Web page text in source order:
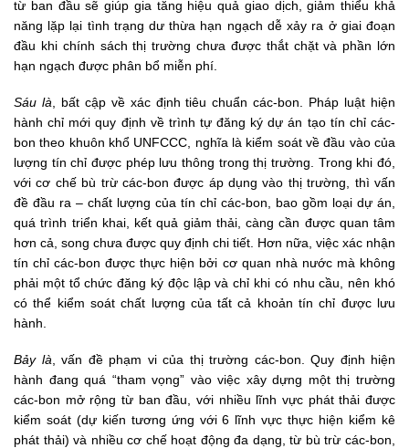
từ ban đầu sẽ giúp gia tăng hiệu quả giao dịch, giảm thiểu khả
năng lặp lại tình trạng dư thừa hạn ngạch dễ xảy ra ở giai đoạn
đầu khi chính sách thị trường chưa được thắt chặt và phần lớn
hạn ngạch được phân bổ miễn phí.
Sáu là , bất cập về xác định tiêu chuẩn các-bon. Pháp luật hiện
hành chỉ mới quy định về trình tự đăng ký dự án tạo tín chỉ các-
bon theo khuôn khổ UNFCCC, nghĩa là kiểm soát về đầu vào của
lượng tín chỉ được phép lưu thông trong thị trường. Trong khi đó,
với cơ chế bù trừ các-bon được áp dụng vào thị trường, thì vấn
đề đầu ra – chất lượng của tín chỉ các-bon, bao gồm loại dự án,
quá trình triển khai, kết quả giảm thải, càng cần được quan tâm
hơn cả, song chưa được quy định chi tiết. Hơn nữa, việc xác nhận
tín chỉ các-bon được thực hiện bởi cơ quan nhà nước mà không
phải một tổ chức đăng ký độc lập và chỉ khi có nhu cầu, nên khó
có thể kiểm soát chất lượng của tất cả khoản tín chỉ được lưu
hành.
Bảy là , vấn đề phạm vi của thị trường các-bon. Quy định hiện
hành đang quá “tham vọng” vào việc xây dựng một thị trường
các-bon mở rộng từ ban đầu, với nhiều lĩnh vực phát thải được
kiểm soát (dự kiến tương ứng với 6 lĩnh vực thực hiện kiểm kê
phát thải) và nhiều cơ chế hoạt động đa dạng, từ bù trừ các-bon,